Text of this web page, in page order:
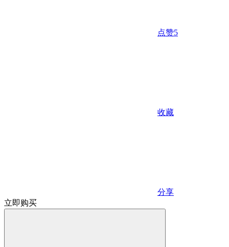
点赞5
收藏
分享
立即购买